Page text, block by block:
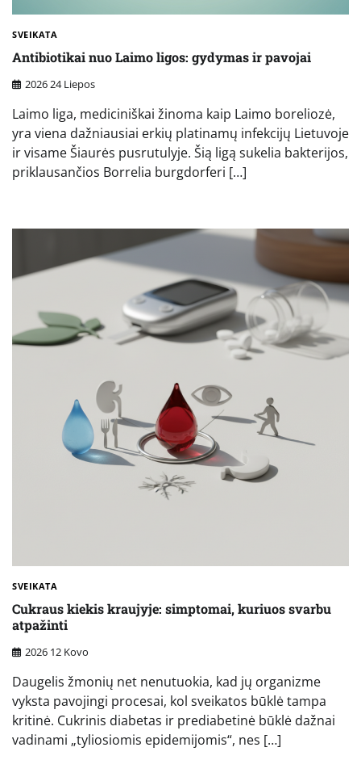
SVEIKATA
Antibiotikai nuo Laimo ligos: gydymas ir pavojai
2026 24 Liepos
Laimo liga, mediciniškai žinoma kaip Laimo boreliozė,
yra viena dažniausiai erkių platinamų infekcijų Lietuvoje
ir visame Šiaurės pusrutulyje. Šią ligą sukelia bakterijos,
priklausančios Borrelia burgdorferi […]
SVEIKATA
Cukraus kiekis kraujyje: simptomai, kuriuos svarbu
atpažinti
2026 12 Kovo
Daugelis žmonių net nenutuokia, kad jų organizme
vyksta pavojingi procesai, kol sveikatos būklė tampa
kritinė. Cukrinis diabetas ir prediabetinė būklė dažnai
vadinami „tyliosiomis epidemijomis“, nes […]